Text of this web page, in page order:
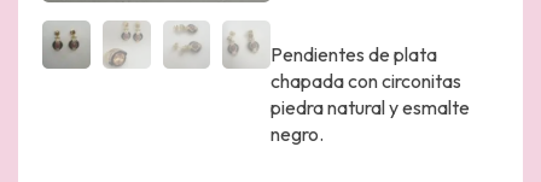
Pendientes de plata
chapada con circonitas
piedra natural y esmalte
negro.